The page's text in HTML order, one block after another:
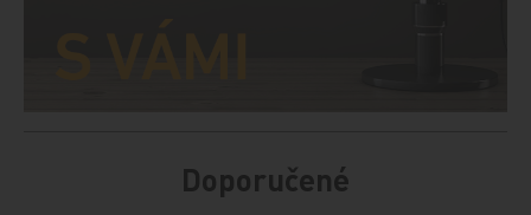
Doporučené